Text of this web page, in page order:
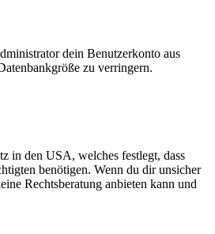
dein Benutzerkonto aus
zu verringern.
in den USA, welches festlegt, dass
benötigen. Wenn du dir unsicher
Rechtsberatung anbieten kann und